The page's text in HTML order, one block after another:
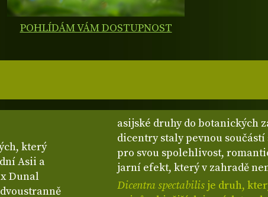
který
Asii a
Dunal
asijské druhy do botanických
dicentry staly pevnou
pro svou spolehlivost,
jarní efekt, který v zahradě
Dicentra spectabilis je druh,
POHLÍDÁM VÁM DOSTUPNOST